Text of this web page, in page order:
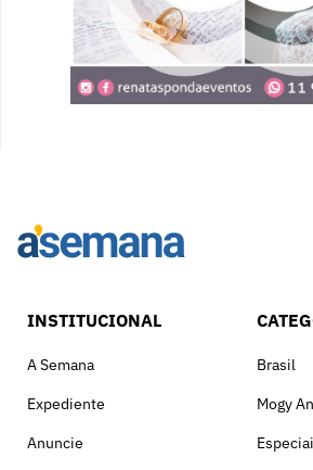
INSTITUCIONAL
A Semana
Expediente
Anuncie
Brasil
Mogy